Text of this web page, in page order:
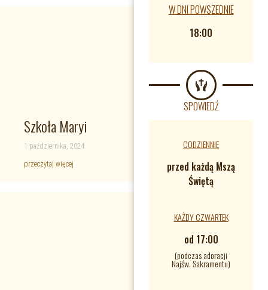
Szkoła Maryi
1 października, 2024
przeczytaj więcej
W DNI POWSZEDNIE
18:00
SPOWIEDŹ
CODZIENNIE
przed każdą Mszą
Świętą
KAŻDY CZWARTEK
od 17:00
(podczas adoracji
Najśw. Sakramentu)